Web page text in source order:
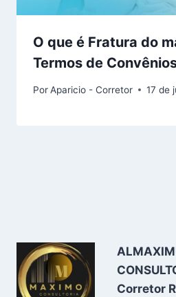
O que é Fratura do
Termos de
PorAparicio - Corretor 17 de
Corretor